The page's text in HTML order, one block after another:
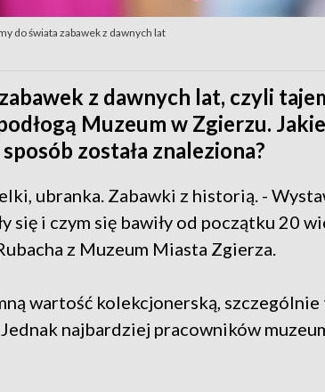
do świata zabawek z dawnych lat
z dawnych lat, czyli
Muzeum w Zgierzu.
została znaleziona?
ubranka. Zabawki z historią. -
się i czym się bawiły od początku 20
z Muzeum Miasta Zgierza.
wartość kolekcjonerską, szczególnie
najbardziej pracowników